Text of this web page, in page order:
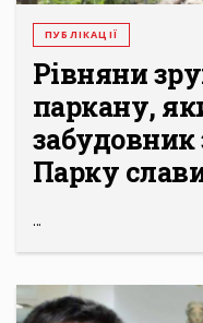
ПУБЛІКАЦІЇ
Рівняни
паркану,
Парку
...